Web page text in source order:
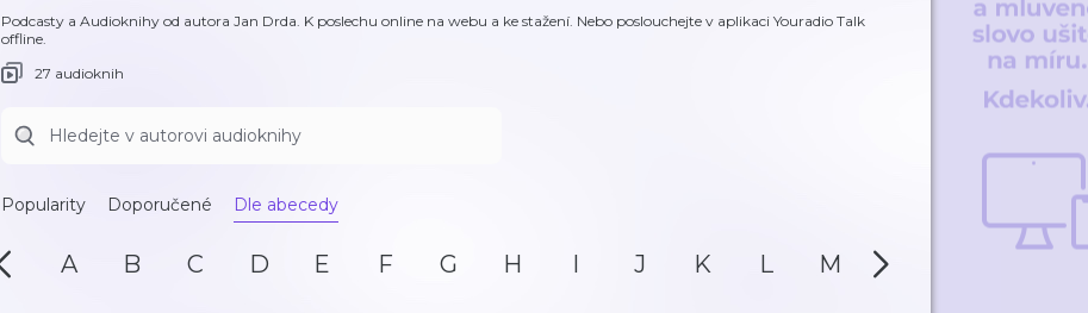
Podcasty a Audioknihy od autora Jan Drda. K poslechu online na webu a ke stažení. Nebo poslouchejte v aplikaci Youradio Talk
offline.
27 audioknih
Popularity Doporučené Dle abecedy
A B C D E F G H I J K L M N